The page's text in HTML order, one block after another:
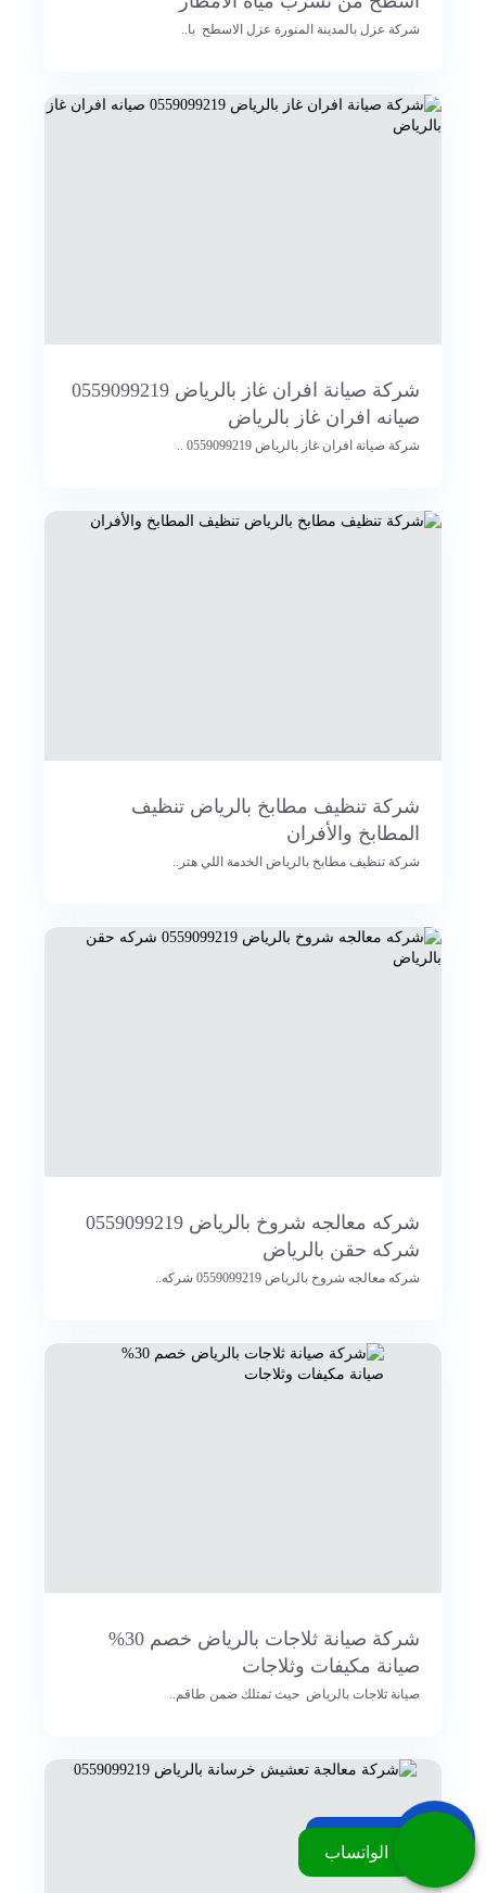
شركة عزل بالمدينة المنورة عزل الاسطح با..
شركة صيانة افران غاز بالرياض 0559099219
صيانه افران غاز بالرياض
شركة صيانة افران غاز بالرياض 0559099219 ..
شركة تنظيف مطابخ بالرياض تنظيف
المطابخ والأفران
شركة تنظيف مطابخ بالرياض الخدمة اللي هتر..
شركه معالجه شروخ بالرياض 0559099219
شركه حقن بالرياض
شركه معالجه شروخ بالرياض 0559099219 شركه..
شركة صيانة ثلاجات بالرياض خصم 30%
صيانة مكيفات وثلاجات
صيانة ثلاجات بالرياض حيث تمتلك ضمن طاقم..
اتصل بنا
الواتساب